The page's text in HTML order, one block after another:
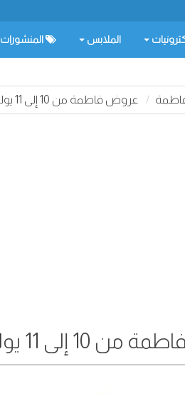
الملابس المنشورات
عروض فاطمة من 10 إلى 11 يوليو 2025
إلى 11 يوليو 2025